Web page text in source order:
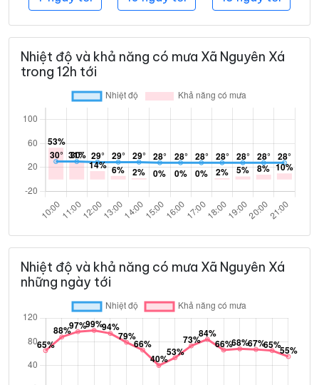
Nhiệt độ và khả năng có mưa Xã Nguyên Xá
trong 12h tới
Nhiệt độ và khả năng có mưa Xã Nguyên Xá
những ngày tới